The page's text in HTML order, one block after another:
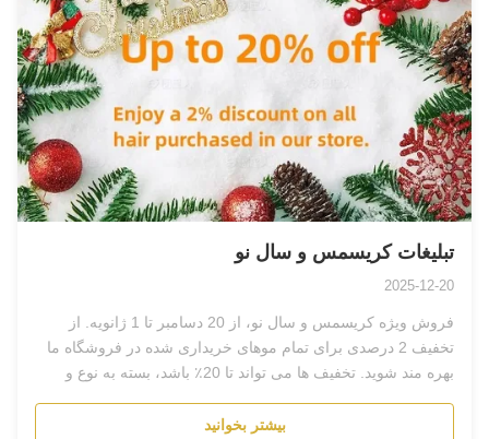
تبلیغات کریسمس و سال نو
2025-12-20
فروش ویژه کریسمس و سال نو، از 20 دسامبر تا 1 ژانویه. از
تخفیف 2 درصدی برای تمام موهای خریداری شده در فروشگاه ما
بهره مند شوید. تخفیف ها می تواند تا 20٪ باشد، بسته به نوع و
بیشتر بخوانید